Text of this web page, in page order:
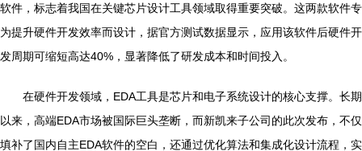
软件，标志着我国在关键芯片设计工具领域取得重要突破。这两款软件专
为提升硬件开发效率而设计，据官方测试数据显示，应用该软件后硬件开
发周期可缩短高达40%，显著降低了研发成本和时间投入。
在硬件开发领域，EDA工具是芯片和电子系统设计的核心支撑。长期
以来，高端EDA市场被国际巨头垄断，而新凯来子公司的此次发布，不仅
填补了国内自主EDA软件的空白，还通过优化算法和集成化设计流程，实